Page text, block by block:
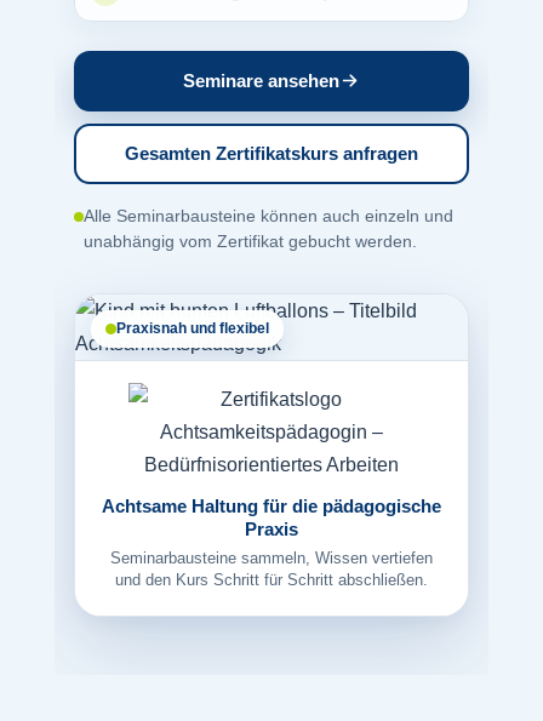
Seminare ansehen
Gesamten Zertifikatskurs anfragen
Alle Seminarbausteine können auch einzeln und
unabhängig vom Zertifikat gebucht werden.
Praxisnah und flexibel
Achtsame Haltung für die pädagogische
Praxis
Seminarbausteine sammeln, Wissen vertiefen
und den Kurs Schritt für Schritt abschließen.